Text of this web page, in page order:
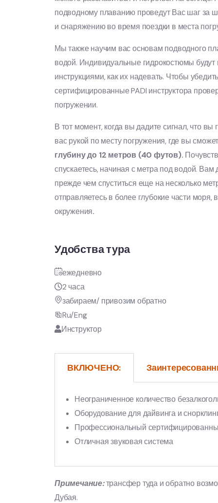
подводному плаванию проведут Вас шаг за
и снаряжению во время поездки в места
Мы также научим вас основам подводного
водой. Индивидуальные гидрокостюмы
инструкциями, как их надевать. Чтобы
сертифицированные PADI инструктора
погружении.
В тот момент, когда вы дадите сигнал, что
вас рукой по месту погружения, где вы
глубину до 12 метров (40 футов).
спускаетесь, начиная с метра под водой.
прежде чем спуститься еще на несколько
отправляетесь в более глубокие части моря,
окружения.
Удобства тура
ежедневно
2 часа
забираем/ привозим обратно
Ru/Eng
Инструктор
ВКЛЮЧЕНО:
Неограниченное количество
Оборудование для дайвинга и
Профессиональный
Отличная звуковая система
Примечание:трансфер туда и обратно
Дубая.